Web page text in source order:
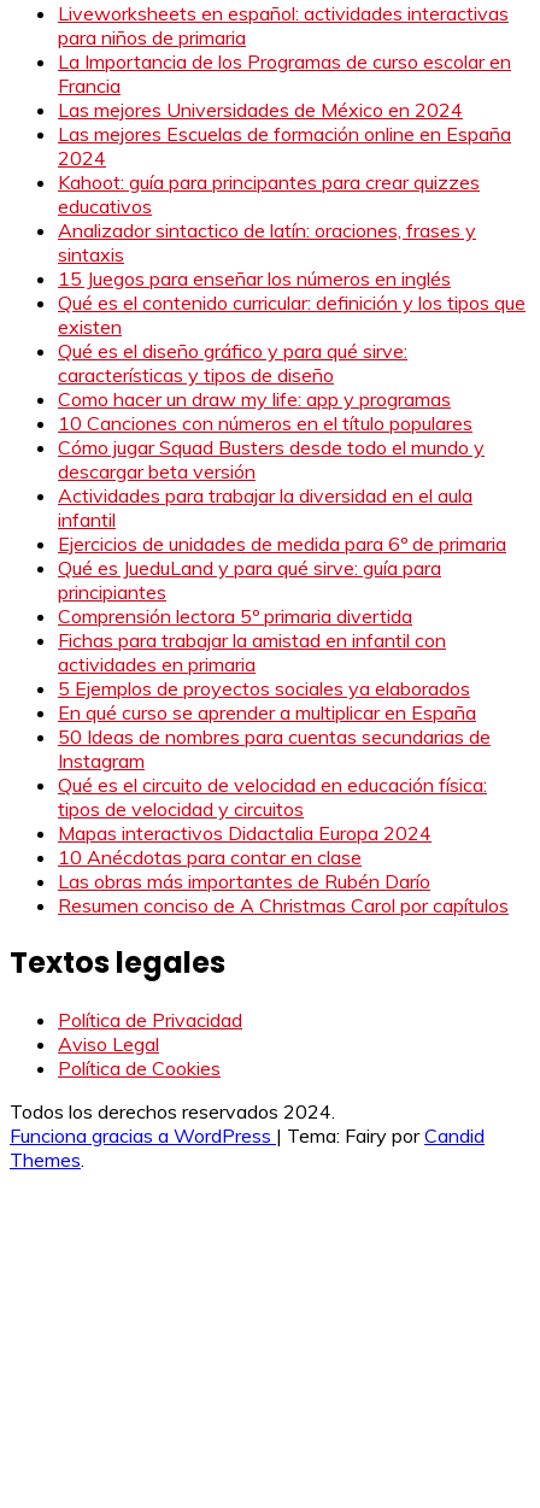
Liveworksheets en español: actividades interactivas
para niños de primaria
La Importancia de los Programas de curso escolar en
Francia
Las mejores Universidades de México en 2024
Las mejores Escuelas de formación online en España
2024
Kahoot: guía para principantes para crear quizzes
educativos
Analizador sintactico de latín: oraciones, frases y
sintaxis
15 Juegos para enseñar los números en inglés
Qué es el contenido curricular: definición y los tipos que
existen
Qué es el diseño gráfico y para qué sirve:
características y tipos de diseño
Como hacer un draw my life: app y programas
10 Canciones con números en el título populares
Cómo jugar Squad Busters desde todo el mundo y
descargar beta versión
Actividades para trabajar la diversidad en el aula
infantil
Ejercicios de unidades de medida para 6º de primaria
Qué es JueduLand y para qué sirve: guía para
principiantes
Comprensión lectora 5º primaria divertida
Fichas para trabajar la amistad en infantil con
actividades en primaria
5 Ejemplos de proyectos sociales ya elaborados
En qué curso se aprender a multiplicar en España
50 Ideas de nombres para cuentas secundarias de
Instagram
Qué es el circuito de velocidad en educación física:
tipos de velocidad y circuitos
Mapas interactivos Didactalia Europa 2024
10 Anécdotas para contar en clase
Las obras más importantes de Rubén Darío
Resumen conciso de A Christmas Carol por capítulos
Textos legales
Política de Privacidad
Aviso Legal
Política de Cookies
Todos los derechos reservados 2024.
Funciona gracias a WordPress | Tema: Fairy porCandid
Themes.